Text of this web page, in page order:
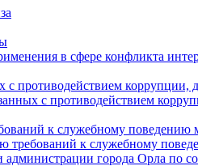
в сфере конфликта
противодействием коррупции,
с противодействием
к служебному
требований к служебному
города Орла по